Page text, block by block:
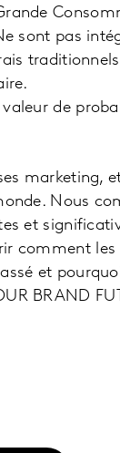
sont pas
de
marketing,
Nous
et
comment les
et
BRAND